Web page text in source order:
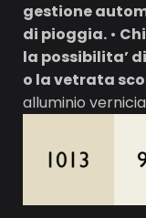
gestione
di pioggia. •
la possibilita’
o la vetrata
alluminio